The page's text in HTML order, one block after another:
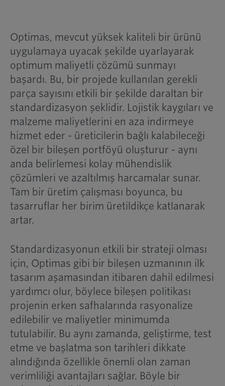
Optimas, mevcut yüksek kaliteli bir ürünü
uygulamaya uyacak şekilde uyarlayarak
optimum maliyetli çözümü sunmayı
başardı. Bu, bir projede kullanılan gerekli
parça sayısını etkili bir şekilde daraltan bir
standardizasyon şeklidir. Lojistik kaygıları ve
malzeme maliyetlerini en aza indirmeye
hizmet eder - üreticilerin bağlı kalabileceği
özel bir bileşen portföyü oluşturur - aynı
anda belirlemesi kolay mühendislik
çözümleri ve azaltılmış harcamalar sunar.
Tam bir üretim çalışması boyunca, bu
tasarruflar her birim üretildikçe katlanarak
artar.
Standardizasyonun etkili bir strateji olması
için, Optimas gibi bir bileşen uzmanının ilk
tasarım aşamasından itibaren dahil edilmesi
yardımcı olur, böylece bileşen politikası
projenin erken safhalarında rasyonalize
edilebilir ve maliyetler minimumda
tutulabilir. Bu aynı zamanda, geliştirme, test
etme ve başlatma son tarihleri dikkate
alındığında özellikle önemli olan zaman
verimliliği avantajları sağlar. Böyle bir